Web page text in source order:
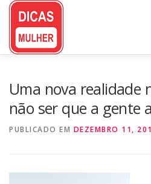
Pular
conteúdo
Uma nova realidade
não ser que a gente
PUBLICADO EM DEZEMBRO 11,